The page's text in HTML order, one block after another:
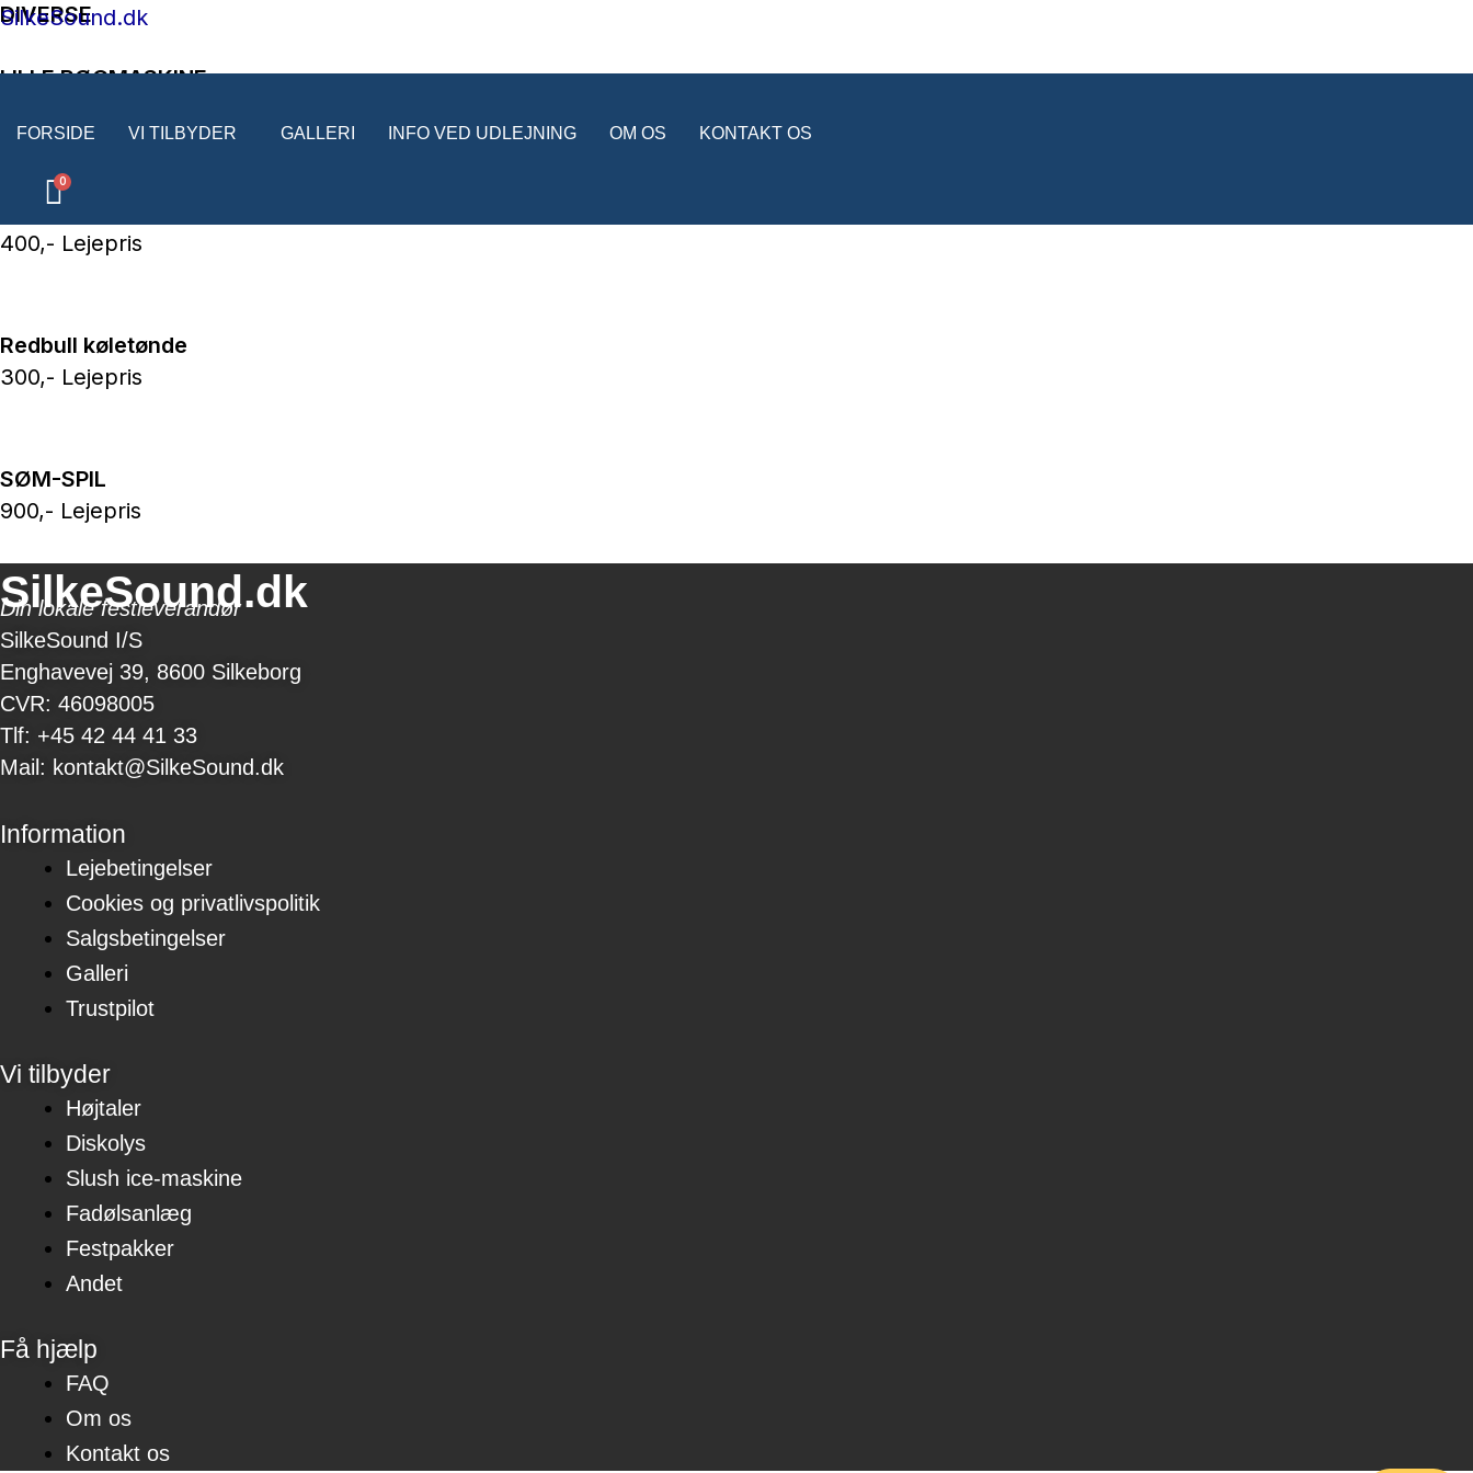
Gå
SilkeSound.dk
FORSIDE VI TILBYDER GALLERI INFO VED UDLEJNING OM OS KONTAKT OS
DIVERSE
LILLE RØGMASKINE
STOR RØGMASKINE
400,- Lejepris
Redbull køletønde
300,- Lejepris
SØM-SPIL
900,- Lejepris
SilkeSound.dk
Din lokale festleverandør
SilkeSound I/S
Enghavevej 39, 8600 Silkeborg
CVR: 46098005
Tlf: +45 42 44 41 33
Mail: kontakt@SilkeSound.dk
Information
Lejebetingelser
Cookies og privatlivspolitik
Salgsbetingelser
Galleri
Trustpilot
Vi tilbyder
Højtaler
Diskolys
Slush ice-maskine
Fadølsanlæg
Festpakker
Andet
Få hjælp
FAQ
Om os
Kontakt os